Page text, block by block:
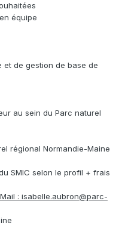
équipe
et de gestion de base de
au sein du Parc naturel
régional Normandie-Maine
SMIC selon le profil + frais
: isabelle.aubron@parc-